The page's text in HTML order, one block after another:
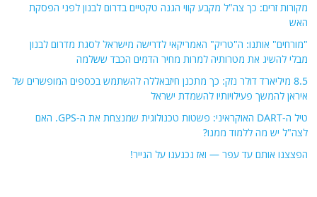
מקורות זרים: כך צה"ל מקבע קווי הגנה טקטיים בדרום לבנון לפני הפסקת
האש
"מורחים" אותנו: ה"טריק" האמריקאי לדרישה מישראל לסגת מדרום לבנון
מבלי להשיג את מטרותיה למרות מחיר הדמים הכבד ששלמה
8.5 מיליארד דולר נזק: כך מתכנן חיזבאללה להשתמש בכספים המופשרים של
איראן להמשך פעילויותיו להשמדת ישראל
טיל ה-DART האוקראיני: פשטות טכנולוגית שמנצחת את ה-GPS. האם
לצה"ל יש מה ללמוד ממנו?
הפצצנו אותם עד עפר — ואז נכנענו על הנייר!